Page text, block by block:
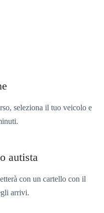
seleziona il tuo veicolo e
autista
con un cartello con il
arrivi.